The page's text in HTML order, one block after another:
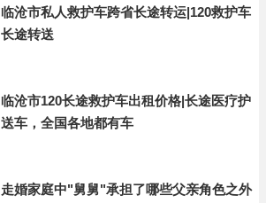
临沧市私人救护车跨省长途转运|120救护车
长途转送
临沧市120长途救护车出租价格|长途医疗护
送车，全国各地都有车
走婚家庭中"舅舅"承担了哪些父亲角色之外